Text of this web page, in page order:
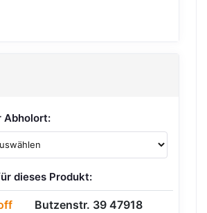
Abholort:
dieses Produkt:
Butzenstr. 39 47918